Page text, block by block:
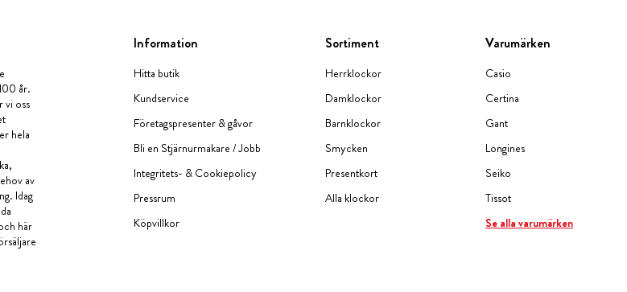
år.
vi oss
hela
av
Idag
här
Information
Hitta butik
Kundservice
Företagspresenter & gåvor
Bli en Stjärnurmakare / Jobb
Integritets- & Cookiepolicy
Pressrum
Köpvillkor
Sortiment
Herrklockor
Damklockor
Barnklockor
Smycken
Presentkort
Alla klockor
Varumärken
Casio
Certina
Gant
Longines
Seiko
Tissot
Se alla varumärken